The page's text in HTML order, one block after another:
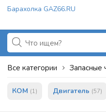
Барахолка GAZ66.RU
Все категории Запасные
КОМ (1) Двигатель (57)